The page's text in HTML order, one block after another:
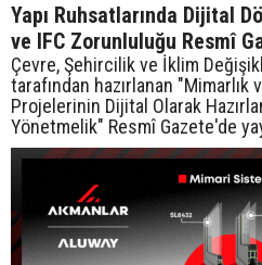
Yapı Ruhsatlarında Dijital
ve IFC Zorunluluğu Resmî
Çevre, Şehircilik ve İklim
tarafından hazırlanan "Mimarlık
Projelerinin Dijital Olarak
Yönetmelik" Resmî Gazete'de